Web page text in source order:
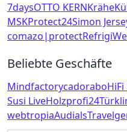
7daysOTTO KERNKrähe
MSKProtect24Simon
comazo|protect
Beliebte Geschäfte
Mindfactorycadorabo
Susi LiveHolzprofi24
webtropiaAudials